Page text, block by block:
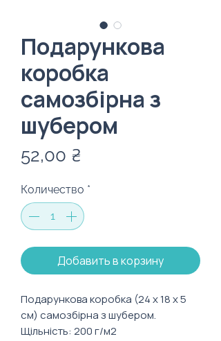
Подарункова
коробка
самозбірна з
шубером
52,00 ₴
Количество *
Добавить в корзину
Подарункова коробка (24 х 18 х 5
см) самозбірна з шубером.
Щільність: 200 г/м2